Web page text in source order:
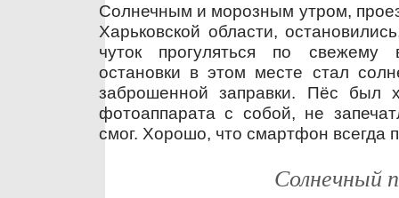
Солнечным и морозным утром,
Харьковской области,
чуток прогуляться по свежему
остановки в этом месте стал
заброшенной заправки. Пёс был
фотоаппарата с собой, не
смог. Хорошо, что смартфон всегда
Солнечный